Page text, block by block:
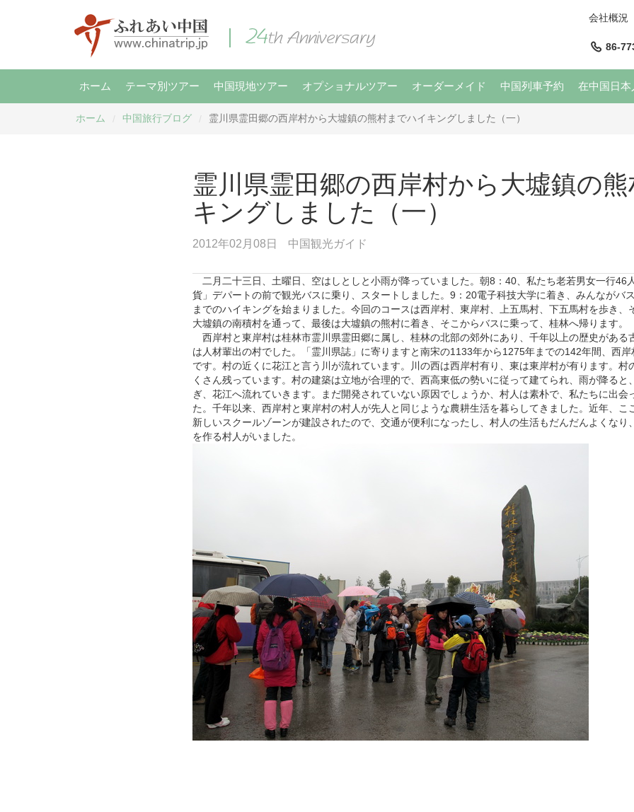
会社概況
86-
ホーム テーマ別ツアー 中国現地ツアー オプショナルツアー オーダーメイド 中国列車予約 在中国日
ホーム 中国旅行ブログ 霊川県霊田郷の西岸村から大墟鎮の熊村までハイキングしました（一）
霊川県霊田郷の西岸村から大墟鎮の
キングしました（一）
2012年02月08日 中国観光ガイド
二月二十三日、土曜日、空はしとしと小雨が降っていました。朝8：40、私たち老若男女一行46
貨」デパートの前で観光バスに乗り、スタートしました。9：20電子科技大学に着き、みんながバ
までのハイキングを始まりました。今回のコースは西岸村、東岸村、上五馬村、下五馬村を歩き、
大墟鎮の南積村を通って、最後は大墟鎮の熊村に着き、そこからバスに乗って、桂林へ帰ります。
西岸村と東岸村は桂林市霊川県霊田郷に属し、 桂林の北部の郊外にあり、千年以上の歴史がある
は人材輩出の村でした。「霊川県誌」に寄りますと南宋の1133年から1275年までの142年間、西
です。村の近くに花江と言う川が流れています。川の西は西岸村有り、東は東岸村が有ります。村
くさん残っています。村の建築は立地が合理的で、西高東低の勢いに従って建てられ、雨が降ると
ぎ、花江へ流れていきます。まだ開発されていない原因でしょうか、村人は素朴で、私たちに出会
た。千年以来、西岸村と東岸村の村人が先人と同じような農耕生活を暮らしてきました。近年、こ
新しいスクールゾーンが建設されたので、交通が便利になったし、村人の生活もだんだんよくなり
を作る村人がいました。